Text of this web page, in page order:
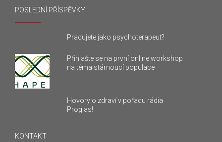
POSLEDNÍ PŘÍSPĚVKY
Pracujete jako psychoterapeut?
Přihlašte se na první online workshop
na téma stárnoucí populace
Hovory o zdraví v pořadu rádia
Proglas!
KONTAKT